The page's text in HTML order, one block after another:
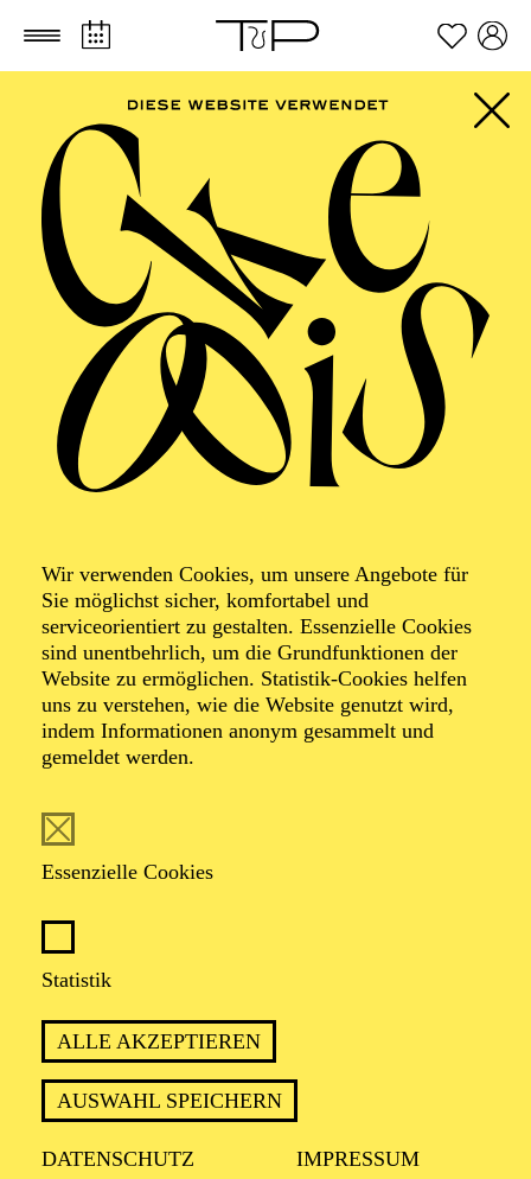
Zum Hauptinhalt springen Zum Footer springen
Wir verwenden Cookies, um unsere Angebote für
Sie möglichst sicher, komfortabel und
serviceorientiert zu gestalten. Essenzielle Cookies
sind unentbehrlich, um die Grundfunktionen der
Website zu ermöglichen. Statistik-Cookies helfen
uns zu verstehen, wie die Website genutzt wird,
indem Informationen anonym gesammelt und
gemeldet werden.
Essenzielle Cookies
Statistik
ALLE AKZEPTIEREN
AUSWAHL SPEICHERN
DATENSCHUTZ IMPRESSUM
FILTER
SEPTEMBER 2026
PHILHARMONIE ESSEN
Freitag
04.09.2026
20:00 - 23:00
Alfried Krupp Saal
Veranstalter: Theater-, Konzert- u. Gastspieldirektion OTTO
HOFNER GMBH
TICKETS
55,20 52,70€
Die Veranstaltung ist vom Angebot der TUPcard ausgeschlossen.
Samstag
05.09.2026
Grillo-Theater
BLICK AUF DEN IRAN –
STIMMEN ZUR AKTUELLEN
LAGE
Veranstalter: Eine Kooperationsveranstaltung mit der Stadt
Essen